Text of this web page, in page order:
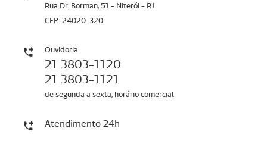
Rua Dr. Borman, 51 - Niterói - RJ
CEP: 24020-320
Ouvidoria
21 3803-1120
21 3803-1121
de segunda a sexta, horário comercial
Atendimento 24h